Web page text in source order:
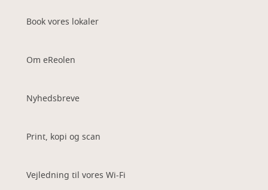
Book vores lokaler
Om eReolen
Nyhedsbreve
Print, kopi og scan
Vejledning til vores Wi-Fi